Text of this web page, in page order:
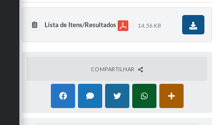
Lista de Itens/Resultados 14,56 KB
COMPARTILHAR